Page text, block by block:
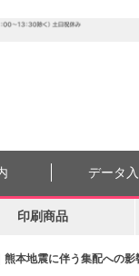
熊本地震に伴う集配への
データ
印刷商品